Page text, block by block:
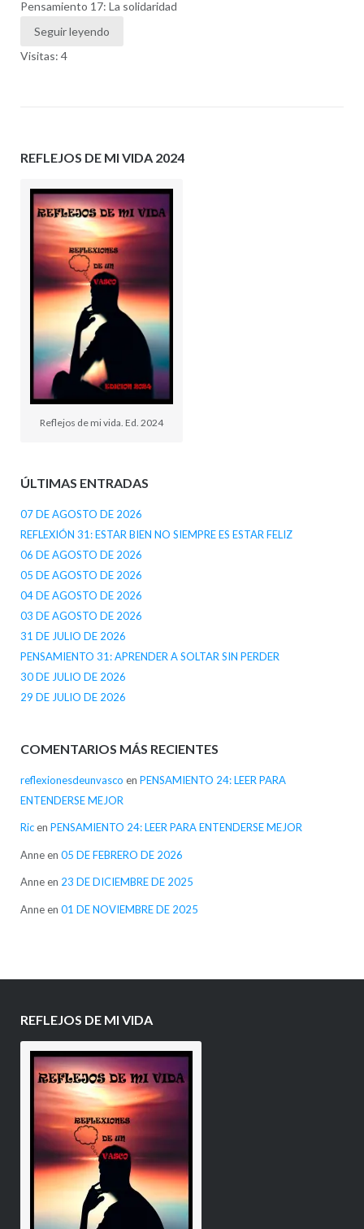
Pensamiento 17: La solidaridad
Seguir leyendo
Visitas: 4
REFLEJOS DE MI VIDA 2024
Reflejos de mi vida. Ed. 2024
ÚLTIMAS ENTRADAS
07 DE AGOSTO DE 2026
REFLEXIÓN 31: ESTAR BIEN NO SIEMPRE ES ESTAR FELIZ
06 DE AGOSTO DE 2026
05 DE AGOSTO DE 2026
04 DE AGOSTO DE 2026
03 DE AGOSTO DE 2026
31 DE JULIO DE 2026
PENSAMIENTO 31: APRENDER A SOLTAR SIN PERDER
30 DE JULIO DE 2026
29 DE JULIO DE 2026
COMENTARIOS MÁS RECIENTES
reflexionesdeunvasco en PENSAMIENTO 24: LEER PARA
ENTENDERSE MEJOR
Ricen PENSAMIENTO 24: LEER PARA ENTENDERSE MEJOR
Anneen 05 DE FEBRERO DE 2026
Anneen 23 DE DICIEMBRE DE 2025
Anneen 01 DE NOVIEMBRE DE 2025
REFLEJOS DE MI VIDA